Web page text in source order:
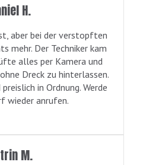
H.
aber bei der verstopften
mehr. Der Techniker kam
alles per Kamera und
Dreck zu hinterlassen.
in Ordnung. Werde
wieder anrufen.
M.